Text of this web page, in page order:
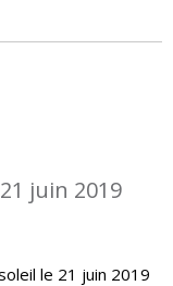
juin 2019
le 21 juin 2019